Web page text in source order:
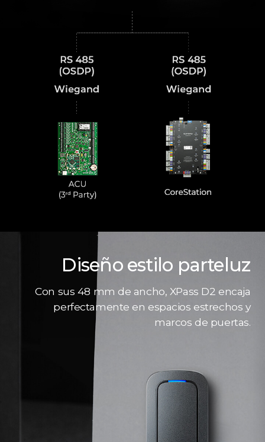
Diseño estilo parteluz
Con sus 48 mm de ancho, XPass D2 encaja
perfectamente en espacios estrechos y
marcos de puertas.